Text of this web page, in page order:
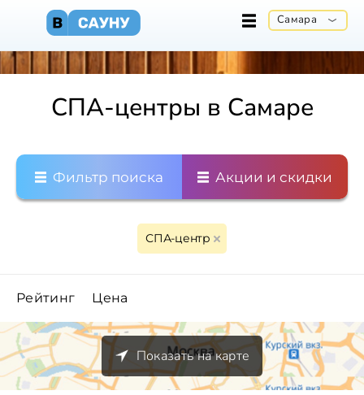
Самара
СПА-центры в Самаре
Фильтр поиска Акции и скидки
СПА-центр
Рейтинг Цена
Показать на карте